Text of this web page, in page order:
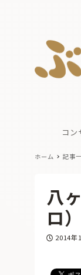
コン
ホーム 記事
八
ロ
投稿日
2014年